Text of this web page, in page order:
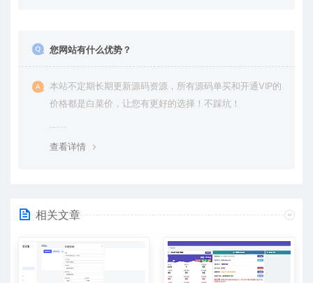
您网站有什么优势？
本站不定期长期更新源码资源，所有源码单买和开通VIP的
价格都是白菜价，让您有更好的选择！不踩坑！
查看详情
相关文章